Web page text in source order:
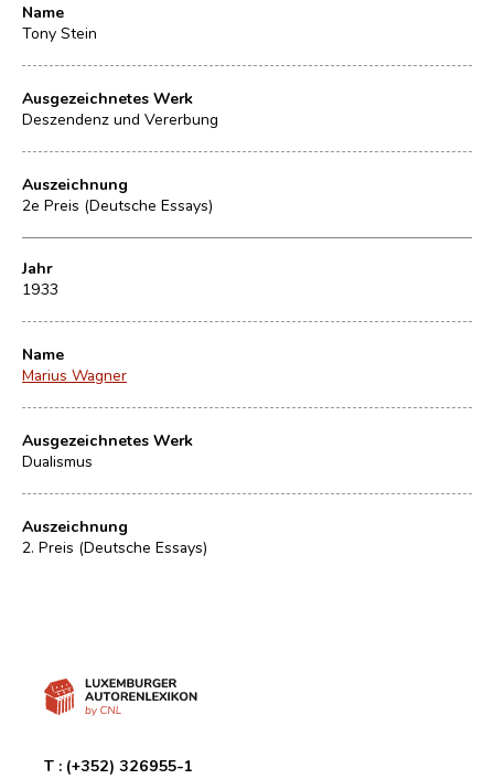
Name
Tony Stein
Ausgezeichnetes Werk
Deszendenz und Vererbung
Auszeichnung
2e Preis (Deutsche Essays)
Jahr
1933
Name
Marius Wagner
Ausgezeichnetes Werk
Dualismus
Auszeichnung
2. Preis (Deutsche Essays)
T : (+352) 326955-1